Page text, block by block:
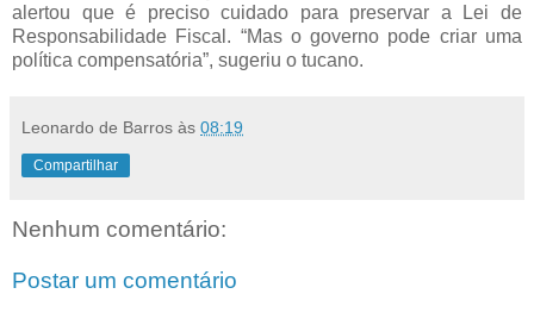
alertou que é preciso cuidado para preservar a Lei de
Responsabilidade Fiscal. “Mas o governo pode criar uma
política compensatória”, sugeriu o tucano.
Leonardo de Barros às 08:19
Compartilhar
Nenhum comentário:
Postar um comentário